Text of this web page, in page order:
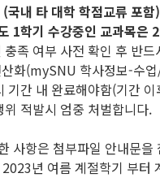
국내 타 대학 학점교류 포함)
1학기 수강중인 교과목은
족 여부 사전 확인 후 반
화(mySNU 학사정보-수
간 내 완료해야함(기간
적발시 엄중 처벌합니다.
사항은 첨부파일 안내문
년 여름 계절학기 부터